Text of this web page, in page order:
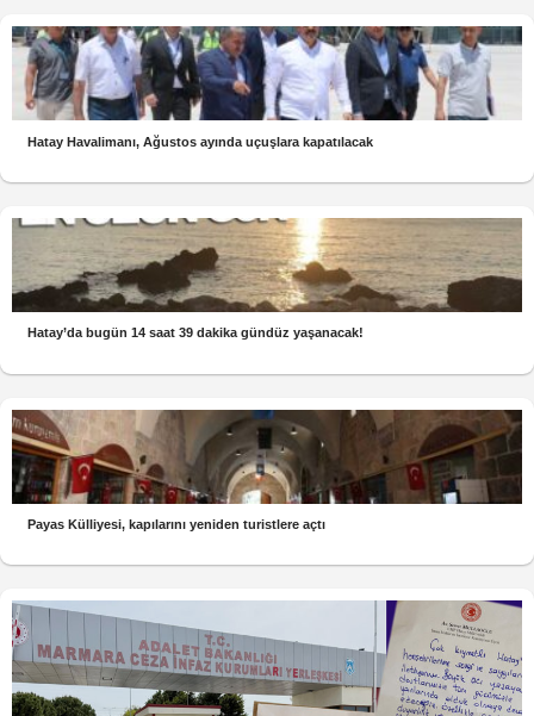
Hatay Havalimanı, Ağustos ayında uçuşlara kapatılacak
Hatay’da bugün 14 saat 39 dakika gündüz yaşanacak!
Payas Külliyesi, kapılarını yeniden turistlere açtı